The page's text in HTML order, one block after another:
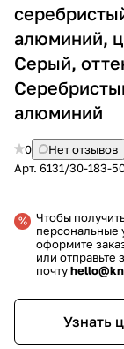
алюминий,
Серый,
алюминий
0
Нет отзывов
Арт. 6131/30-183-
Чтобы
персональные
оформите
или отправьте
почту
Узнать